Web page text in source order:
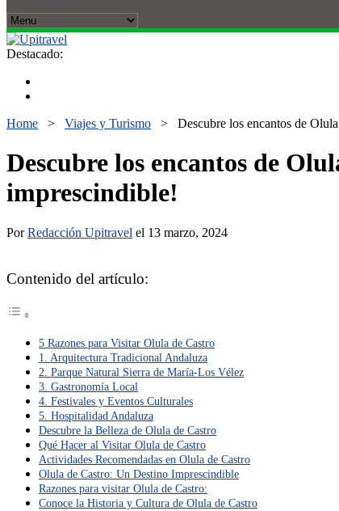
Destacado:
Home > Viajes y Turismo > Descubre los encantos de
Descubre los encantos de
imprescindible!
PorRedacción Upitravel el 13 marzo, 2024
Contenido del artículo:
5 Razones para Visitar Olula de Castro
1. Arquitectura Tradicional Andaluza
2. Parque Natural Sierra de María-Los Vélez
3. Gastronomía Local
4. Festivales y Eventos Culturales
5. Hospitalidad Andaluza
Descubre la Belleza de Olula de Castro
Qué Hacer al Visitar Olula de Castro
Actividades Recomendadas en Olula de Castro
Olula de Castro: Un Destino Imprescindible
Razones para visitar Olula de Castro:
Conoce la Historia y Cultura de Olula de Castro